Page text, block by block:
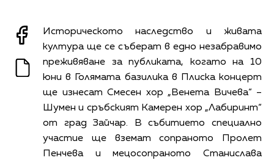
Историческото наследство и живата
култура ще се съберат в едно незабравимо
преживяване за публиката, когато на 10
юни в Голямата базилика в Плиска концерт
ще изнесат Смесен хор „Венета Вичева“ –
Шумен и сръбският Камерен хор „Лабиринт“
от град Зайчар. В събитието специално
участие ще вземат сопраното Пролет
Пенчева и мецосопраното Станислава